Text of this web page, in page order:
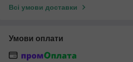
Всі умови доставки
Умови оплати